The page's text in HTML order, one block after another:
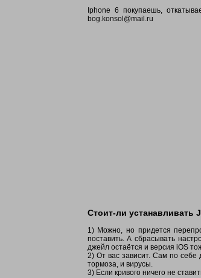
Iphone 6 покупаешь,
bog.konsol@mail.ru
Стоит-ли устанавливать
1) Можно, но придется
поставить. А сбрасывать
джейл остаётся и версия iOS
2) От вас зависит. Сам по себе
тормоза, и вирусы.
3) Если кривого ничего не